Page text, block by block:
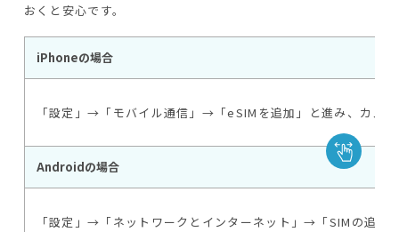
おくと安心です。
iPhoneの場合
「設定」→「モバイル通信」→「eSIMを追加」と進み、カメ
Androidの場合
「設定」→「ネットワークとインターネット」→「SIMの追加